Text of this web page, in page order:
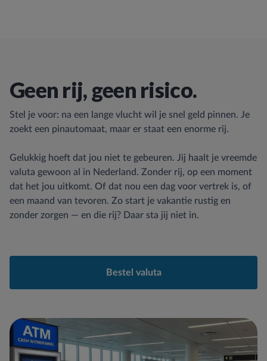
Geen rij, geen risico.
Stel je voor: na een lange vlucht wil je snel geld pinnen. Je
zoekt een pinautomaat, maar er staat een enorme rij.
Gelukkig hoeft dat jou niet te gebeuren. Jij haalt je vreemde
valuta gewoon al in Nederland. Zonder rij, op een moment
dat het jou uitkomt. Of dat nou een dag voor vertrek is, of
een maand van tevoren. Zo start je vakantie rustig en
zonder zorgen — en die rij? Daar sta jij niet in.
Bestel valuta